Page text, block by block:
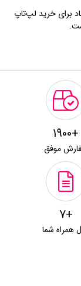
برای خرید لپ‌تاپ
+1900
موفق
+7
همراه شما